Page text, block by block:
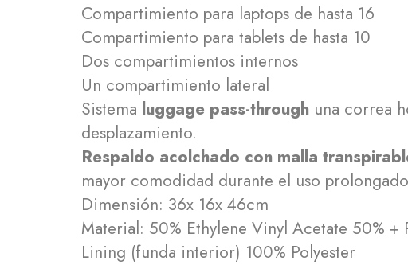
Compartimiento para laptops de hasta 16
Compartimiento para tablets de hasta 10
Dos compartimientos internos
Un compartimiento lateral
Sistema luggage pass-through una correa
desplazamiento.
Respaldo acolchado con malla
mayor comodidad durante el uso prolongado
Dimensión: 36x 16x 46cm
Material: 50% Ethylene Vinyl Acetate 50% +
Lining (funda interior) 100% Polyester